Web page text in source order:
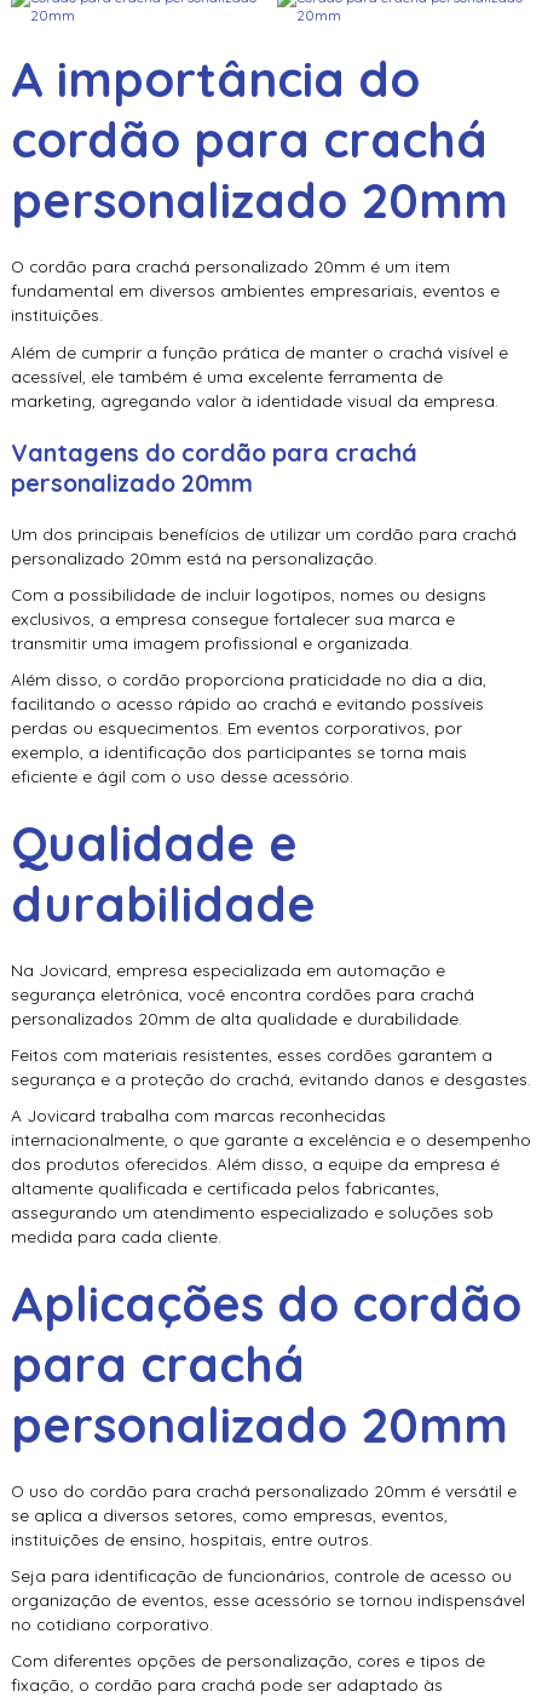
A importância do
cordão para crachá
personalizado 20mm
O cordão para crachá personalizado 20mm é um item
fundamental em diversos ambientes empresariais, eventos e
instituições.
Além de cumprir a função prática de manter o crachá visível e
acessível, ele também é uma excelente ferramenta de
marketing, agregando valor à identidade visual da empresa.
Vantagens do cordão para crachá
personalizado 20mm
Um dos principais benefícios de utilizar um cordão para crachá
personalizado 20mm está na personalização.
Com a possibilidade de incluir logotipos, nomes ou designs
exclusivos, a empresa consegue fortalecer sua marca e
transmitir uma imagem profissional e organizada.
Além disso, o cordão proporciona praticidade no dia a dia,
facilitando o acesso rápido ao crachá e evitando possíveis
perdas ou esquecimentos. Em eventos corporativos, por
exemplo, a identificação dos participantes se torna mais
eficiente e ágil com o uso desse acessório.
Qualidade e
durabilidade
Na Jovicard, empresa especializada em automação e
segurança eletrônica, você encontra cordões para crachá
personalizados 20mm de alta qualidade e durabilidade.
Feitos com materiais resistentes, esses cordões garantem a
segurança e a proteção do crachá, evitando danos e desgastes.
A Jovicard trabalha com marcas reconhecidas
internacionalmente, o que garante a excelência e o desempenho
dos produtos oferecidos. Além disso, a equipe da empresa é
altamente qualificada e certificada pelos fabricantes,
assegurando um atendimento especializado e soluções sob
medida para cada cliente.
Aplicações do cordão
para crachá
personalizado 20mm
O uso do cordão para crachá personalizado 20mm é versátil e
se aplica a diversos setores, como empresas, eventos,
instituições de ensino, hospitais, entre outros.
Seja para identificação de funcionários, controle de acesso ou
organização de eventos, esse acessório se tornou indispensável
no cotidiano corporativo.
Com diferentes opções de personalização, cores e tipos de
fixação, o cordão para crachá pode ser adaptado às